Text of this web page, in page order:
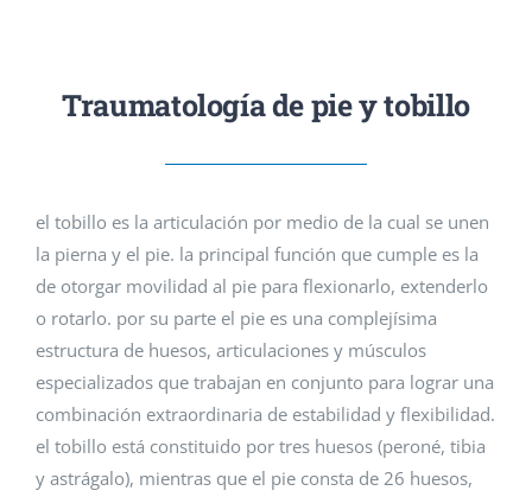
Traumatología de pie y tobillo
el tobillo es la articulación por medio de la cual se unen
la pierna y el pie. la principal función que cumple es la
de otorgar movilidad al pie para flexionarlo, extenderlo
o rotarlo. por su parte el pie es una complejísima
estructura de huesos, articulaciones y músculos
especializados que trabajan en conjunto para lograr una
combinación extraordinaria de estabilidad y flexibilidad.
el tobillo está constituido por tres huesos (peroné, tibia
y astrágalo), mientras que el pie consta de 26 huesos,